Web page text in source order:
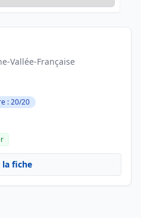
Vallée-Française
: 20/20
la fiche